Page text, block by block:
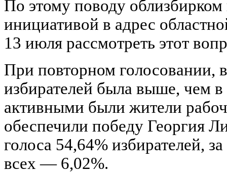
По этому поводу облизбирком
инициативой в адрес
13 июля рассмотреть этот
При повторном голосовании,
избирателей была выше, чем
активными были жители
обеспечили победу Георгия
голоса 54,64% избирателей,
всех — 6,02%.